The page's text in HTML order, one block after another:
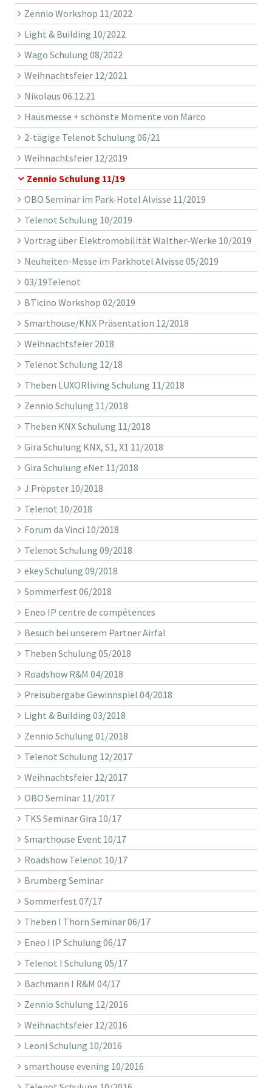
Zennio Workshop 11/2022
Light & Building 10/2022
Wago Schulung 08/2022
Weihnachtsfeier 12/2021
Nikolaus 06.12.21
Hausmesse + schönste Momente von Marco
2-tägige Telenot Schulung 06/21
Weihnachtsfeier 12/2019
Zennio Schulung 11/19
OBO Seminar im Park-Hotel Alvisse 11/2019
Telenot Schulung 10/2019
Vortrag über Elektromobilität Walther-Werke 10/2019
Neuheiten-Messe im Parkhotel Alvisse 05/2019
03/19Telenot
BTicino Workshop 02/2019
Smarthouse/KNX Präsentation 12/2018
Weihnachtsfeier 2018
Telenot Schulung 12/18
Theben LUXORliving Schulung 11/2018
Zennio Schulung 11/2018
Theben KNX Schulung 11/2018
Gira Schulung KNX, S1, X1 11/2018
Gira Schulung eNet 11/2018
J.Pröpster 10/2018
Telenot 10/2018
Forum da Vinci 10/2018
Telenot Schulung 09/2018
ekey Schulung 09/2018
Sommerfest 06/2018
Eneo IP centre de compétences
Besuch bei unserem Partner Airfal
Theben Schulung 05/2018
Roadshow R&M 04/2018
Preisübergabe Gewinnspiel 04/2018
Light & Building 03/2018
Zennio Schulung 01/2018
Telenot Schulung 12/2017
Weihnachtsfeier 12/2017
OBO Seminar 11/2017
TKS Seminar Gira 10/17
Smarthouse Event 10/17
Roadshow Telenot 10/17
Brumberg Seminar
Sommerfest 07/17
Theben I Thorn Seminar 06/17
Eneo I IP Schulung 06/17
Telenot I Schulung 05/17
Bachmann I R&M 04/17
Zennio Schulung 12/2016
Weihnachtsfeier 12/2016
Leoni Schulung 10/2016
smarthouse evening 10/2016